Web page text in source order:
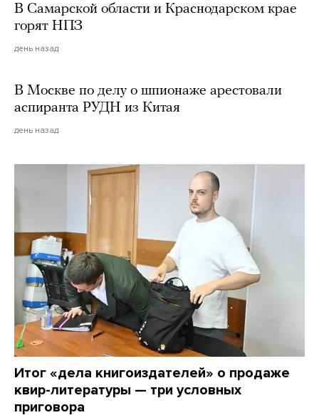
В Самарской области и Краснодарском крае
горят НПЗ
день назад
В Москве по делу о шпионаже арестовали
аспиранта РУДН из Китая
день назад
Итог «дела книгоиздателей» о продаже
квир-литературы — три условных
приговора